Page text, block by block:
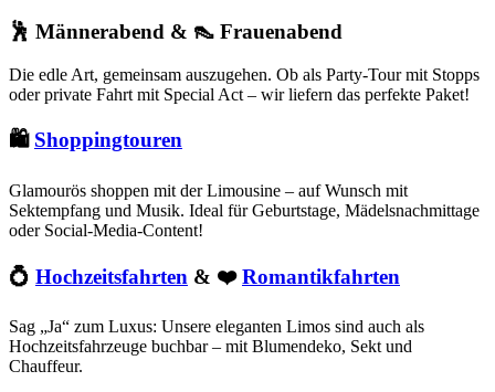
🕺 Männerabend & 👠 Frauenabend
Die edle Art, gemeinsam auszugehen. Ob als Party-Tour mit Stopps
oder private Fahrt mit Special Act – wir liefern das perfekte Paket!
🛍️ Shoppingtouren
Glamourös shoppen mit der Limousine – auf Wunsch mit
Sektempfang und Musik. Ideal für Geburtstage, Mädelsnachmittage
oder Social-Media-Content!
💍 Hochzeitsfahrten & ❤️Romantikfahrten
Sag „Ja“ zum Luxus: Unsere eleganten Limos sind auch als
Hochzeitsfahrzeuge buchbar – mit Blumendeko, Sekt und
Chauffeur.